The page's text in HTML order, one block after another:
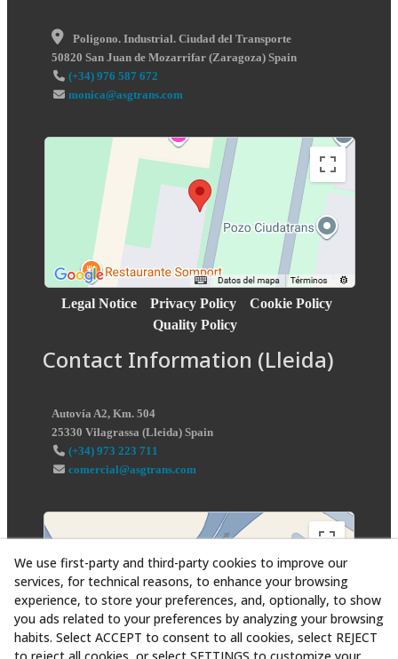
Poligono. Industrial. Ciudad del Transporte
50820 San Juan de Mozarrifar (Zaragoza) Spain
(+34) 976 587 672
monica@asgtrans.com
Legal Notice Privacy Policy
Cookie Policy
Quality Policy
Contact Information (Lleida)
Autovía A2, Km. 504
25330 Vilagrassa (Lleida) Spain
(+34) 973 223 711
comercial@asgtrans.com
We use first-party and third-party cookies to improve our
services, for technical reasons, to enhance your browsing
experience, to store your preferences, and, optionally, to show
you ads related to your preferences by analyzing your browsing
habits. Select ACCEPT to consent to all cookies, select REJECT